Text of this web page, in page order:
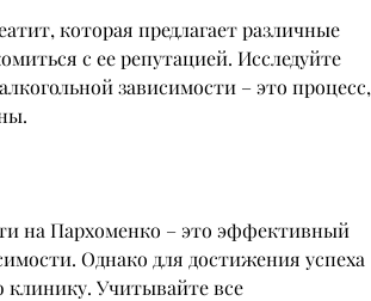
которая предлагает различные
с ее репутацией. Исследуйте
зависимости – это процесс,
на Пархоменко – это эффективный
Однако для достижения успеха
клинику. Учитывайте все